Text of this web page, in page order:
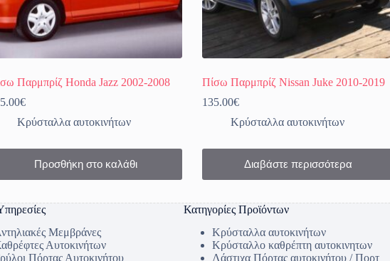
Παρμπρίζ Honda Jazz 2002-2008
€
Κρύσταλλα αυτοκινήτων
Προσθήκη στο καλάθι
Πίσω Παρμπρίζ Nissan Juke 2010-2019
135.00€
Κρύσταλλα αυτοκινήτων
Διαβάστε περισσότερα
Μεμβράνες
Αυτοκινήτων
Πόρτας Αυτοκινήτου
Κατηγορίες Προϊόντων
Κρύσταλλα αυτοκινήτων
Κρύσταλλο καθρέπτη αυτοκινητων
Λάστιχα Πόρτας αυτοκινήτου / Πορτ